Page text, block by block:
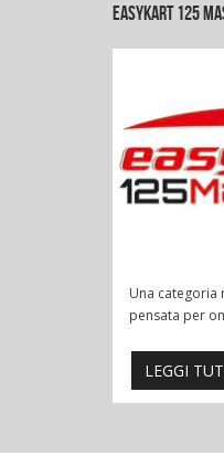
EASYKART 125
Una categoria
pensata per
LEGGI